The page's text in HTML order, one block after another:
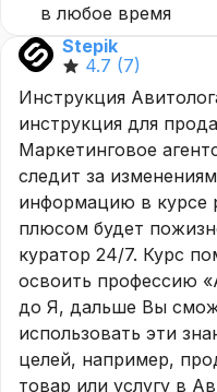
в любое время
Stepik
4.7 (7)
Инструкция
инструкция для
Маркетинговое
следит за
информацию в курсе
плюсом будет
куратор 24/7. Курс
освоить профессию
до Я, дальше Вы
использовать эти
целей, например,
товар или услугу в